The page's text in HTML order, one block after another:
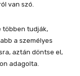
van szó.
többen tudják,
a személyes
aztán döntse el,
adagolta.